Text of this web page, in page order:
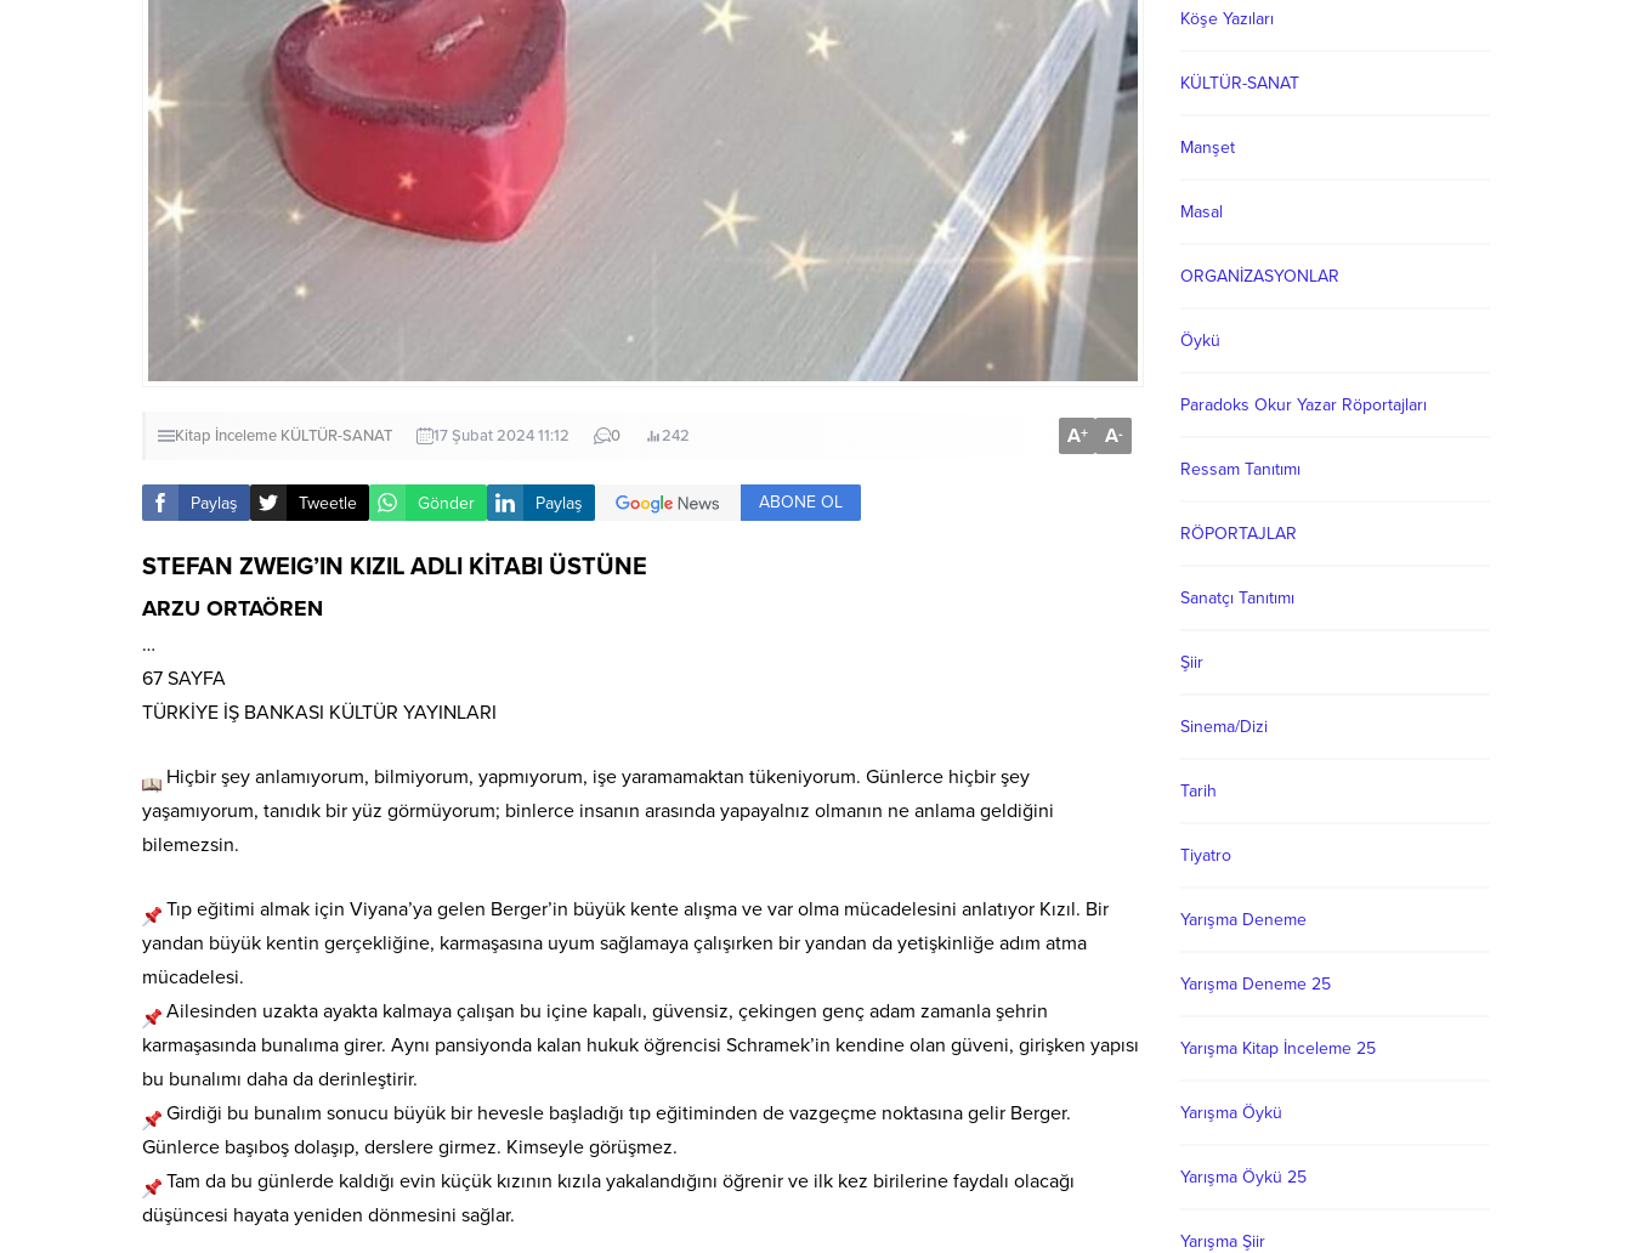
Kitap İnceleme KÜLTÜR-SANAT 17 Şubat 2024 11:12 0 242 A+ A-
Paylaş Tweetle Gönder Paylaş ABONE OL
STEFAN ZWEIG’IN KIZIL ADLI KİTABI ÜSTÜNE
ARZU ORTAÖREN
…
67 SAYFA
TÜRKİYE İŞ BANKASI KÜLTÜR YAYINLARI
Hiçbir şey anlamıyorum, bilmiyorum, yapmıyorum, işe yaramamaktan tükeniyorum. Günlerce hiçbir şey
yaşamıyorum, tanıdık bir yüz görmüyorum; binlerce insanın arasında yapayalnız olmanın ne anlama geldiğini
bilemezsin.
Tıp eğitimi almak için Viyana’ya gelen Berger’in büyük kente alışma ve var olma mücadelesini anlatıyor Kızıl. Bir
yandan büyük kentin gerçekliğine, karmaşasına uyum sağlamaya çalışırken bir yandan da yetişkinliğe adım atma
mücadelesi.
Ailesinden uzakta ayakta kalmaya çalışan bu içine kapalı, güvensiz, çekingen genç adam zamanla şehrin
karmaşasında bunalıma girer. Aynı pansiyonda kalan hukuk öğrencisi Schramek’in kendine olan güveni, girişken yapısı
bu bunalımı daha da derinleştirir.
Girdiği bu bunalım sonucu büyük bir hevesle başladığı tıp eğitiminden de vazgeçme noktasına gelir Berger.
Günlerce başıboş dolaşıp, derslere girmez. Kimseyle görüşmez.
Tam da bu günlerde kaldığı evin küçük kızının kızıla yakalandığını öğrenir ve ilk kez birilerine faydalı olacağı
düşüncesi hayata yeniden dönmesini sağlar.
Köşe Yazıları
KÜLTÜR-SANAT
Manşet
Masal
ORGANİZASYONLAR
Öykü
Paradoks Okur Yazar Röportajları
Ressam Tanıtımı
RÖPORTAJLAR
Sanatçı Tanıtımı
Şiir
Sinema/Dizi
Tarih
Tiyatro
Yarışma Deneme
Yarışma Deneme 25
Yarışma Kitap İnceleme 25
Yarışma Öykü
Yarışma Öykü 25
Yarışma Şiir